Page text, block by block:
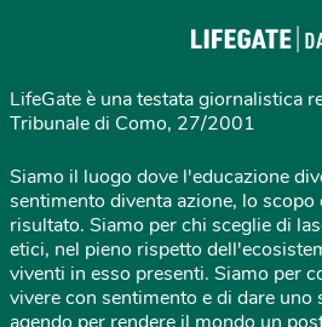
LifeGate è una testata giornalistica
Tribunale di Como, 27/2001
Siamo il luogo dove l'educazione
sentimento diventa azione, lo
risultato. Siamo per chi sceglie di
etici, nel pieno rispetto
viventi in esso presenti. Siamo per
vivere con sentimento e di dare uno